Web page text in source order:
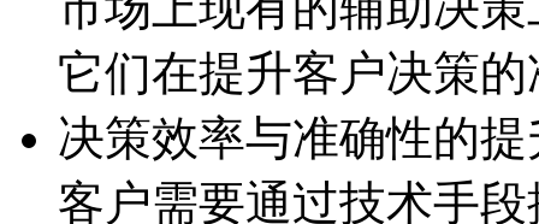
它们在提升客户决策
决策效率与准确性的
客户需要通过技术手段